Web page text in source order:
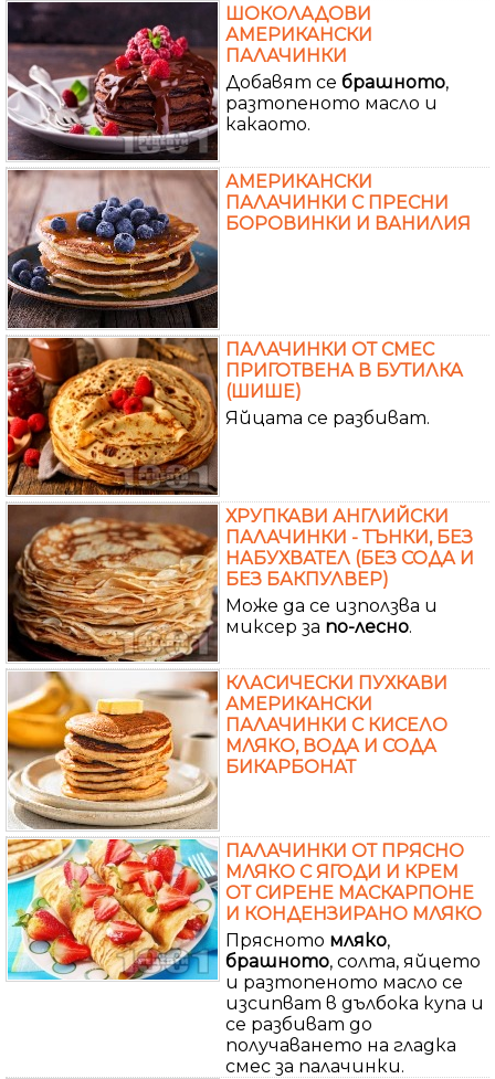
ШОКОЛАДОВИ
АМЕРИКАНСКИ
ПАЛАЧИНКИ
Добавят се брашното,
разтопеното масло и
какаото.
АМЕРИКАНСКИ
ПАЛАЧИНКИ С ПРЕСНИ
БОРОВИНКИ И ВАНИЛИЯ
ПАЛАЧИНКИ ОТ СМЕС
ПРИГОТВЕНА В БУТИЛКА
(ШИШЕ)
Яйцата се разбиват.
ХРУПКАВИ АНГЛИЙСКИ
ПАЛАЧИНКИ - ТЪНКИ, БЕЗ
НАБУХВАТЕЛ (БЕЗ СОДА И
БЕЗ БАКПУЛВЕР)
Може да се използва и
миксер за по-лесно.
КЛАСИЧЕСКИ ПУХКАВИ
АМЕРИКАНСКИ
ПАЛАЧИНКИ С КИСЕЛО
МЛЯКО, ВОДА И СОДА
БИКАРБОНАТ
ПАЛАЧИНКИ ОТ ПРЯСНО
МЛЯКО С ЯГОДИ И КРЕМ
ОТ СИРЕНЕ МАСКАРПОНЕ
И КОНДЕНЗИРАНО МЛЯКО
Прясното мляко,
брашното, солта, яйцето
и разтопеното масло се
изсипват в дълбока купа и
се разбиват до
получаването на гладка
смес за палачинки.